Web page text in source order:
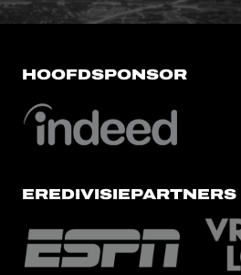
HOOFDSPONSOR
EREDIVISIEPARTNERS